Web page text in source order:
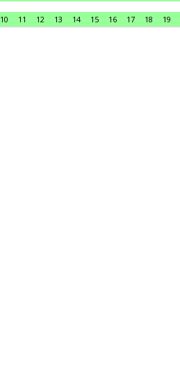
10 11 12 13 14 15 16 17 18 19